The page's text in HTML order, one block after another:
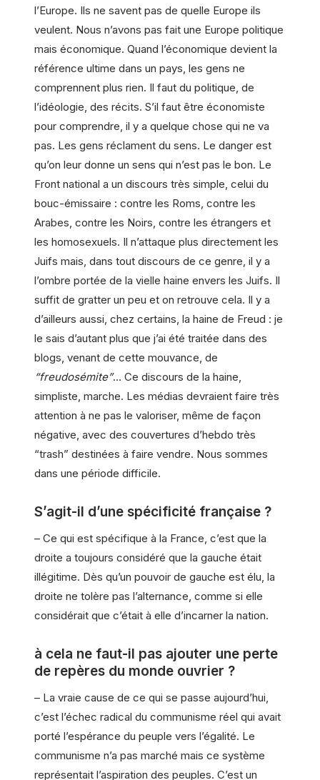
l’Europe. Ils ne savent pas de quelle Europe ils
veulent. Nous n’avons pas fait une Europe politique
mais économique. Quand l’économique devient la
référence ultime dans un pays, les gens ne
comprennent plus rien. Il faut du politique, de
l’idéologie, des récits. S’il faut être économiste
pour comprendre, il y a quelque chose qui ne va
pas. Les gens réclament du sens. Le danger est
qu’on leur donne un sens qui n’est pas le bon. Le
Front national a un discours très simple, celui du
bouc-émissaire : contre les Roms, contre les
Arabes, contre les Noirs, contre les étrangers et
les homosexuels. Il n’attaque plus directement les
Juifs mais, dans tout discours de ce genre, il y a
l’ombre portée de la vielle haine envers les Juifs. Il
suffit de gratter un peu et on retrouve cela. Il y a
d’ailleurs aussi, chez certains, la haine de Freud : je
le sais d’autant plus que j’ai été traitée dans des
blogs, venant de cette mouvance, de
“freudosémite”… Ce discours de la haine,
simpliste, marche. Les médias devraient faire très
attention à ne pas le valoriser, même de façon
négative, avec des couvertures d’hebdo très
“trash” destinées à faire vendre. Nous sommes
dans une période difficile.
S’agit-il d’une spécificité française ?
– Ce qui est spécifique à la France, c’est que la
droite a toujours considéré que la gauche était
illégitime. Dès qu’un pouvoir de gauche est élu, la
droite ne tolère pas l’alternance, comme si elle
considérait que c’était à elle d’incarner la nation.
à cela ne faut-il pas ajouter une perte
de repères du monde ouvrier ?
– La vraie cause de ce qui se passe aujourd’hui,
c’est l’échec radical du communisme réel qui avait
porté l’espérance du peuple vers l’égalité. Le
communisme n’a pas marché mais ce système
représentait l’aspiration des peuples. C’est un